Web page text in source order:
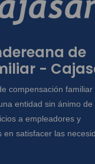
de
-
compensación familiar
entidad sin ánimo de
a empleadores y
satisfacer las